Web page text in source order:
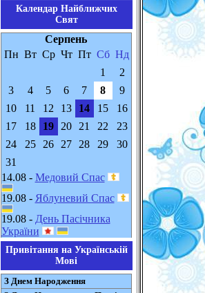
Календар Найближчих
Свят
Серпень
Пн Вт Ср Чт Пт Сб Нд
1
2
3
4 5 6 7 8
9
10
11 12 13 14 15
16
17
18 19 20 21 22
23
24
25 26 27 28 29
30
31
14.08 - Медовий Спас
19.08 - Яблуневий Спас
19.08 - День Пасічника
України
Привітання на Українській
Мові
З Днем Народження